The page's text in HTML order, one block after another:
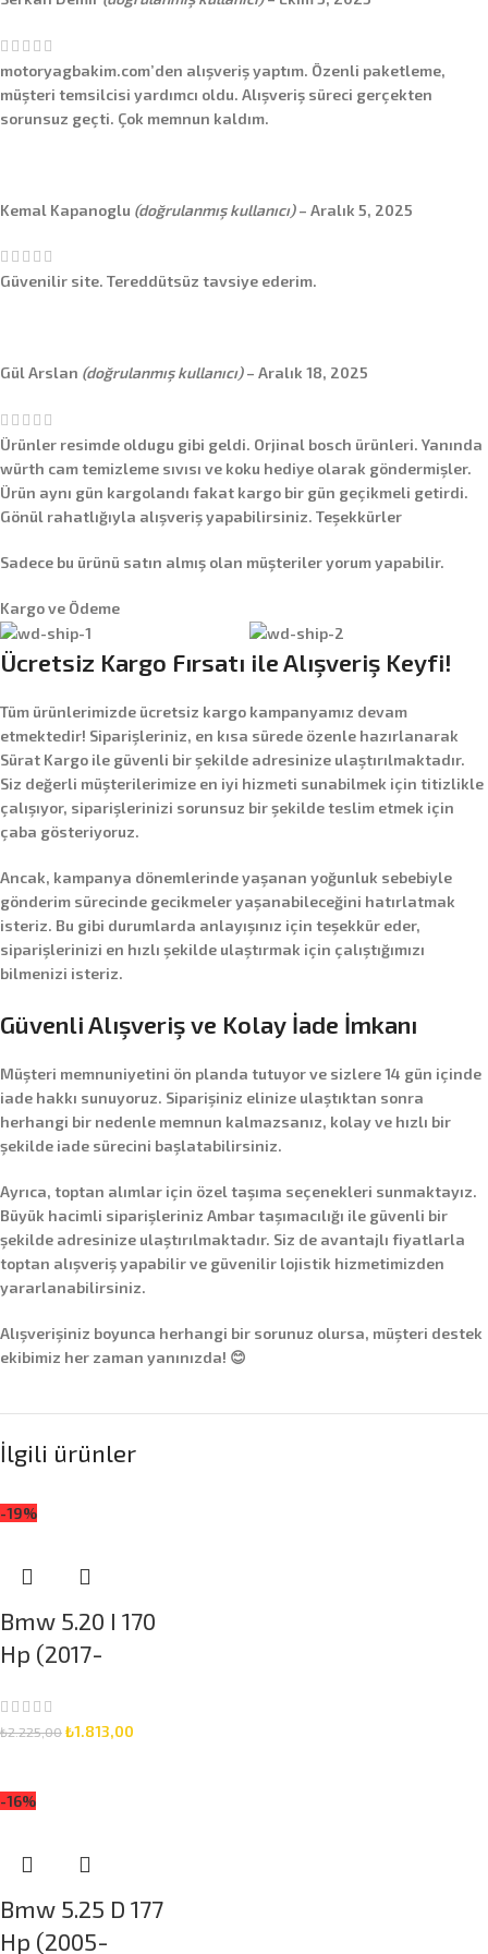
motoryagbakim.com’den alışveriş yaptım. Özenli paketleme,
müşteri temsilcisi yardımcı oldu. Alışveriş süreci gerçekten
sorunsuz geçti. Çok memnun kaldım.
Kemal Kapanoglu (doğrulanmış kullanıcı) – Aralık 5, 2025
Güvenilir site. Tereddütsüz tavsiye ederim.
Gül Arslan (doğrulanmış kullanıcı) – Aralık 18, 2025
Ürünler resimde oldugu gibi geldi. Orjinal bosch ürünleri. Yanında
würth cam temizleme sıvısı ve koku hediye olarak göndermişler.
Ürün aynı gün kargolandı fakat kargo bir gün geçikmeli getirdi.
Gönül rahatlığıyla alışveriş yapabilirsiniz. Teşekkürler
Sadece bu ürünü satın almış olan müşteriler yorum yapabilir.
Kargo ve Ödeme
Ücretsiz Kargo Fırsatı ile Alışveriş Keyfi!
Tüm ürünlerimizde ücretsiz kargo kampanyamız devam
etmektedir! Siparişleriniz, en kısa sürede özenle hazırlanarak
Sürat Kargo ile güvenli bir şekilde adresinize ulaştırılmaktadır.
Siz değerli müşterilerimize en iyi hizmeti sunabilmek için titizlikle
çalışıyor, siparişlerinizi sorunsuz bir şekilde teslim etmek için
çaba gösteriyoruz.
Ancak, kampanya dönemlerinde yaşanan yoğunluk sebebiyle
gönderim sürecinde gecikmeler yaşanabileceğini hatırlatmak
isteriz. Bu gibi durumlarda anlayışınız için teşekkür eder,
siparişlerinizi en hızlı şekilde ulaştırmak için çalıştığımızı
bilmenizi isteriz.
Güvenli Alışveriş ve Kolay İade İmkanı
Müşteri memnuniyetini ön planda tutuyor ve sizlere14 gün içinde
iade hakkı sunuyoruz. Siparişiniz elinize ulaştıktan sonra
herhangi bir nedenle memnun kalmazsanız, kolay ve hızlı bir
şekilde iade sürecini başlatabilirsiniz.
Ayrıca, toptan alımlar için özel taşıma seçenekleri sunmaktayız.
Büyük hacimli siparişleriniz Ambar taşımacılığı ile güvenli bir
şekilde adresinize ulaştırılmaktadır. Siz de avantajlı fiyatlarla
toptan alışveriş yapabilir ve güvenilir lojistik hizmetimizden
yararlanabilirsiniz.
Alışverişiniz boyunca herhangi bir sorunuz olursa, müşteri destek
ekibimiz her zaman yanınızda! 😊
İlgili ürünler
-19%
Bmw 5.20 I 170
Hp (2017-
30 5 Litre
Bakım Seti 3
Parça Set
₺2.225,00₺1.813,00
-16%
Bmw 5.25 D 177
Hp (2005-